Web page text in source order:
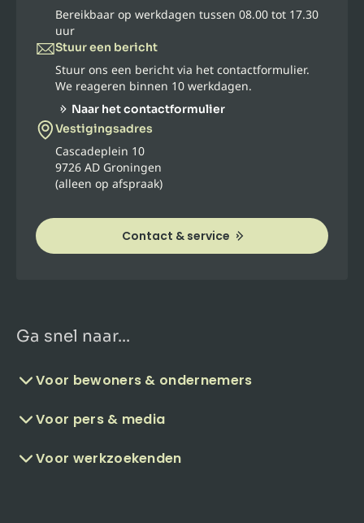
Bereikbaar op werkdagen tussen 08.00 tot 17.30
uur
Stuur een bericht
Stuur ons een bericht via het contactformulier.
We reageren binnen 10 werkdagen.
Naar het contactformulier
Vestigingsadres
Cascadeplein 10
9726 AD Groningen
(alleen op afspraak)
Contact & service
Ga snel naar...
Voor bewoners & ondernemers
Voor pers & media
Voor werkzoekenden